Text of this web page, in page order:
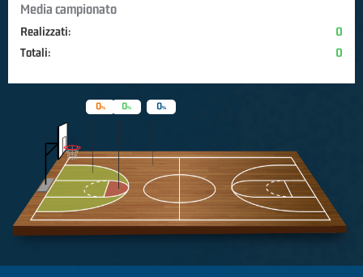
Media campionato
Realizzati:
0
Totali:
0
0
0 0